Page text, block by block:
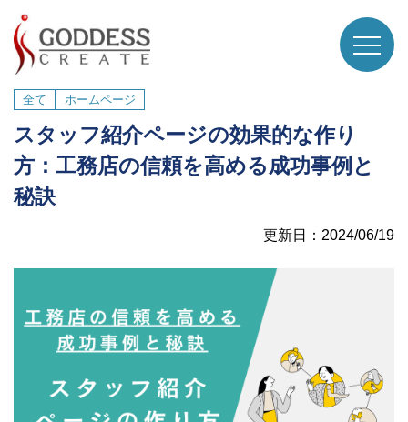
全て ホームページ
スタッフ紹介ページの効果的な作り
方：工務店の信頼を高める成功事例と
秘訣
更新日：2024/06/19